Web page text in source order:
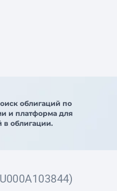
облигаций по
и платформа для
в облигации.